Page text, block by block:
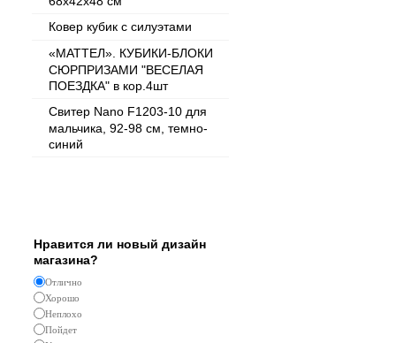
Ковер кубик с силуэтами
«МАТТЕЛ». КУБИКИ-БЛОКИ
СЮРПРИЗАМИ "ВЕСЕЛАЯ
ПОЕЗДКА" в кор.4шт
Свитер Nano F1203-10 для
мальчика, 92-98 см, темно-
синий
Нравится ли новый дизайн
магазина?
Отлично
Хорошо
Неплохо
Пойдет